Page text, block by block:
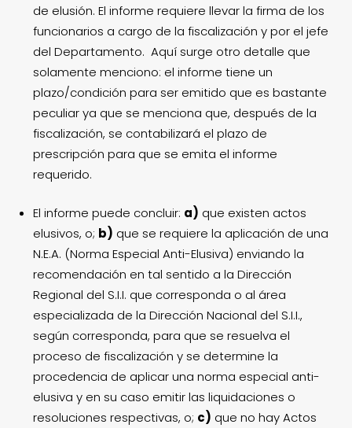
de elusión. El informe requiere llevar la firma de los
funcionarios a cargo de la fiscalización y por el jefe
del Departamento. Aquí surge otro detalle que
solamente menciono: el informe tiene un
plazo/condición para ser emitido que es bastante
peculiar ya que se menciona que, después de la
fiscalización, se contabilizará el plazo de
prescripción para que se emita el informe
requerido.
El informe puede concluir: a) que existen actos
elusivos, o; b) que se requiere la aplicación de una
N.E.A. (Norma Especial Anti-Elusiva) enviando la
recomendación en tal sentido a la Dirección
Regional del S.I.I. que corresponda o al área
especializada de la Dirección Nacional del S.I.I.,
según corresponda, para que se resuelva el
proceso de fiscalización y se determine la
procedencia de aplicar una norma especial anti-
elusiva y en su caso emitir las liquidaciones o
resoluciones respectivas, o; c) que no hay Actos